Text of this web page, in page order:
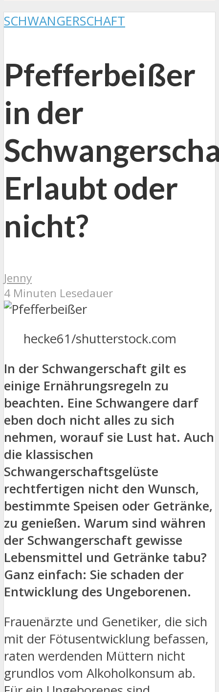
SCHWANGERSCHAFT
Pfefferbeißer
in der
Erlaubt oder
nicht?
Jenny
4 Minuten Lesedauer
hecke61/shutterstock.com
In der Schwangerschaft gilt es
einige Ernährungsregeln zu
beachten. Eine Schwangere darf
eben doch nicht alles zu sich
nehmen, worauf sie Lust hat. Auch
die klassischen
Schwangerschaftsgelüste
rechtfertigen nicht den Wunsch,
bestimmte Speisen oder Getränke,
zu genießen. Warum sind währen
der Schwangerschaft gewisse
Lebensmittel und Getränke tabu?
Ganz einfach: Sie schaden der
Entwicklung des Ungeborenen.
Frauenärzte und Genetiker, die sich
mit der Fötusentwicklung befassen,
raten werdenden Müttern nicht
grundlos vom Alkoholkonsum ab.